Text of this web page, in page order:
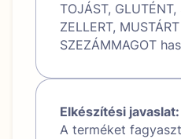
TOJÁST, GLUTÉNT,
ZELLERT,
SZEZÁMMAGOT
Elkészítési javaslat:
A terméket